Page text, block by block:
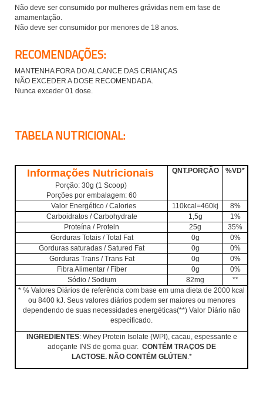
Não deve ser consumido por mulheres grávidas nem em fase de
amamentação.
Não deve ser consumidor por menores de 18 anos.
RECOMENDAÇÕES:
MANTENHA FORA DO ALCANCE DAS CRIANÇAS
NÃO EXCEDER A DOSE RECOMENDADA.
Nunca exceder 01 dose.
TABELA NUTRICIONAL:
Informações Nutricionais
Porção: 30g (1 Scoop)
Porções por embalagem: 60
QNT.PORÇÃO %VD*
Valor Energético / Calories 110kcal=460kj
8%
Carboidratos / Carbohydrate
1,5g
1%
Proteína / Protein
25g
35%
Gorduras Totais / Total Fat
0g
0%
Gorduras saturadas / Satured Fat
0g
0%
Gorduras Trans / Trans Fat
0g
0%
Fibra Alimentar / Fiber
0g
0%
Sódio / Sodium
82mg
**
* % Valores Diários de referência com base em uma dieta de 2000 kcal
ou 8400 kJ. Seus valores diários podem ser maiores ou menores
dependendo de suas necessidades energéticas(**) Valor Diário não
especificado.
INGREDIENTES: Whey Protein Isolate (WPI), cacau, espessante e
adoçante INS de goma guar. CONTÉM TRAÇOS DE
LACTOSE. NÃO CONTÉM GLÚTEN .*